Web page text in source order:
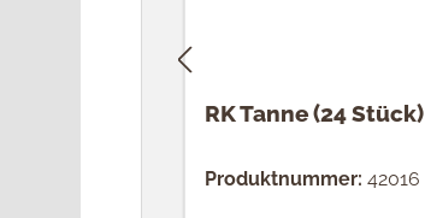
RK Tanne (24 Stück)
Produktnummer: 42016